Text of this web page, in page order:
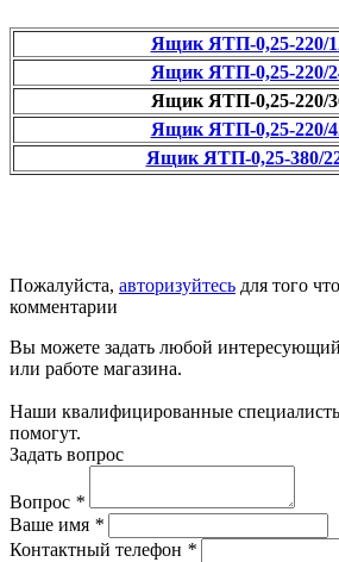
Ящик ЯТП-0,25-220/
Ящик ЯТП-0,25-220/
Ящик ЯТП-0,25-220/
Ящик ЯТП-0,25-220/
Ящик ЯТП-0,25-380/
Пожалуйста, авторизуйтесь для того
комментарии
Вы можете задать любой
или работе магазина.
Наши квалифицированные
помогут.
Задать вопрос
Вопрос *
Ваше имя *
Контактный телефон *